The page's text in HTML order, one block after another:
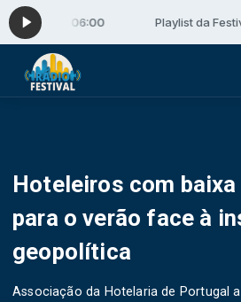
00:00 às 06:00 Playlist da
Hoteleiros com
para o verão face à
geopolítica
Associação da Hotelaria de Portugal